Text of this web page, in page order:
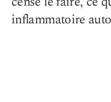
inflammatoire